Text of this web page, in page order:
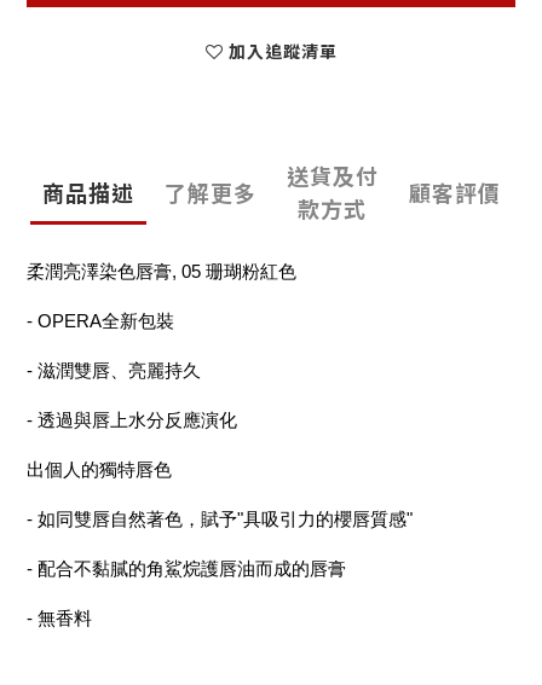
加入追蹤清單
商品描述 了解更多
送貨及付
款方式
顧客評價
柔潤亮澤染色唇膏, 05 珊瑚粉紅色
- OPERA全新包裝
- 滋潤雙唇、亮麗持久
- 透過與唇上水分反應演化
出個人的獨特唇色
- 如同雙唇自然著色，賦予"具吸引力的櫻唇質感"
- 配合不黏膩的角鯊烷護唇油而成的唇膏
- 無香料